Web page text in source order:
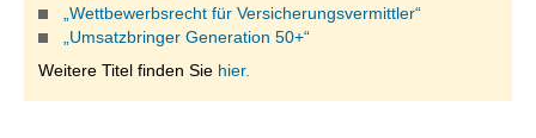
„Wettbewerbsrecht für Versicherungsvermittler“
„Umsatzbringer Generation 50+“
Weitere Titel finden Sie hier.